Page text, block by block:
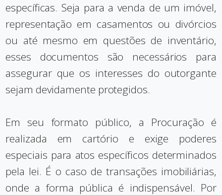
específicas. Seja para a venda de um imóvel,
representação em casamentos ou divórcios
ou até mesmo em questões de inventário,
esses documentos são necessários para
assegurar que os interesses do outorgante
sejam devidamente protegidos.
Em seu formato público, a Procuração é
realizada em cartório e exige poderes
especiais para atos específicos determinados
pela lei. É o caso de transações imobiliárias,
onde a forma pública é indispensável. Por